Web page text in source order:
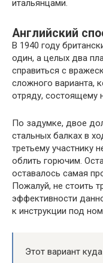
итальянцами.
Английский
В 1940 году
один, а целых два
справиться с
сложного варианта,
отряду, состоящему
По задумке, двое
стальных балках в
третьему участнику
облить горючим.
оставалось самая
Пожалуй, не стоить
эффективности
к инструкции под
Этот вариант